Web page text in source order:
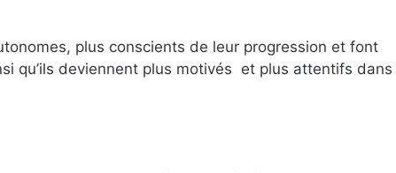
plus conscients de leur progression et font
qu’ils deviennent plus motivés et plus attentifs dans